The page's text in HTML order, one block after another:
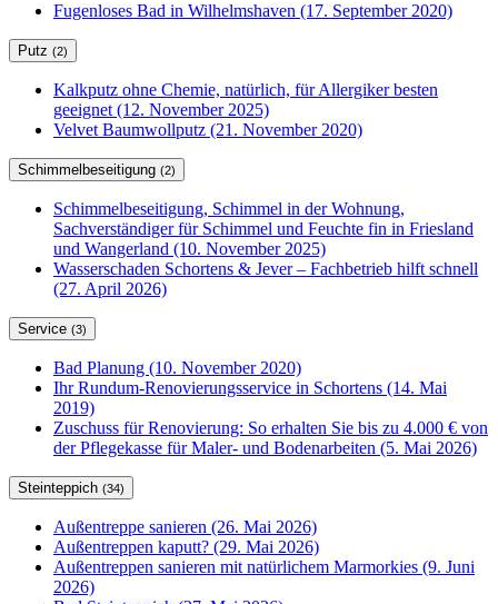
Fugenloses Bad in Wilhelmshaven (17. September 2020)
Putz (2)
Kalkputz ohne Chemie, natürlich, für Allergiker besten
geeignet (12. November 2025)
Velvet Baumwollputz (21. November 2020)
Schimmelbeseitigung (2)
Schimmelbeseitigung, Schimmel in der Wohnung,
Sachverständiger für Schimmel und Feuchte fin in Friesland
und Wangerland (10. November 2025)
Wasserschaden Schortens & Jever – Fachbetrieb hilft schnell
(27. April 2026)
Service (3)
Bad Planung (10. November 2020)
Ihr Rundum-Renovierungsservice in Schortens (14. Mai
2019)
Zuschuss für Renovierung: So erhalten Sie bis zu 4.000 € von
der Pflegekasse für Maler- und Bodenarbeiten (5. Mai 2026)
Steinteppich (34)
Außentreppe sanieren (26. Mai 2026)
Außentreppen kaputt? (29. Mai 2026)
Außentreppen sanieren mit natürlichem Marmorkies (9. Juni
2026)